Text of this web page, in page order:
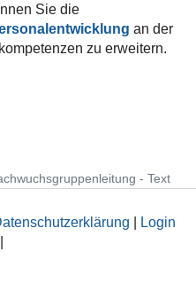
Sie die
an der
zu erweitern.
- Text
Login